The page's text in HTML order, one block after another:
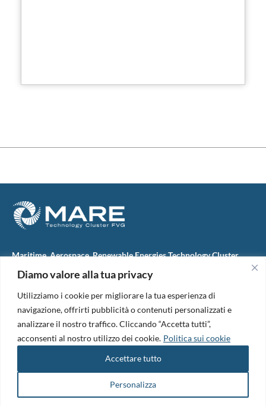
Diamo valore alla tua privacy
Utilizziamo i cookie per migliorare la tua esperienza di
navigazione, offrirti pubblicità o contenuti personalizzati e
analizzare il nostro traffico. Cliccando “Accetta tutti”,
acconsenti al nostro utilizzo dei cookie. Politica sui cookie
Personalizza
Accettare tutto
Maritime, Aerospace, Renewable Energies Technology Cluster
M.A.R.E. TC FVG S.c.ar.l.
34074 Monfalcone (Italy)
tel. +39 0481 723440
Codice Fiscale e Partita Iva: 01138620313
PEC:marefvg@legalmail.it
Codice univoco per i pagamenti: M5UXCR1
Copyright 2026. Design and development by
Informativa Privacy|Cookie Policy|Amm. Trasparente|Bandi &